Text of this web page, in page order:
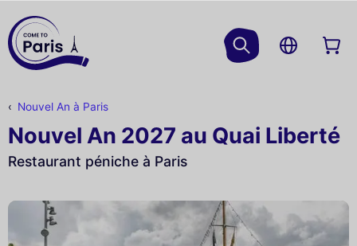
Nouvel An à Paris
Nouvel An 2027 au Quai Liberté
Restaurant péniche à Paris